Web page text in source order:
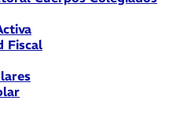
Fiscal